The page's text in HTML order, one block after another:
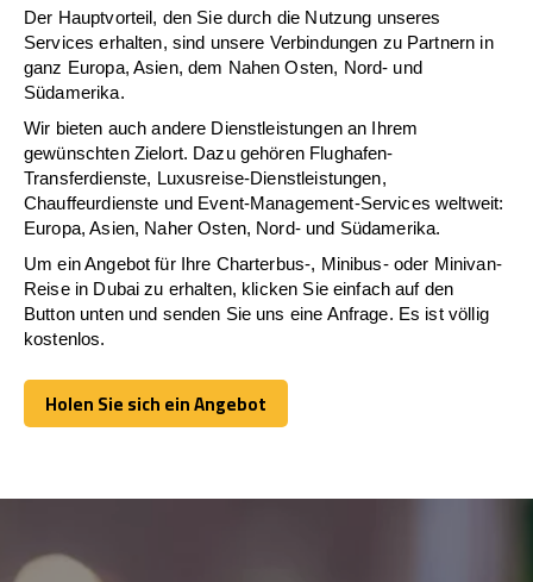
Der Hauptvorteil, den Sie durch die Nutzung unseres
Services erhalten, sind unsere Verbindungen zu Partnern in
ganz Europa, Asien, dem Nahen Osten, Nord- und
Südamerika.
Wir bieten auch andere Dienstleistungen an Ihrem
gewünschten Zielort. Dazu gehören Flughafen-
Transferdienste, Luxusreise-Dienstleistungen,
Chauffeurdienste und Event-Management-Services weltweit:
Europa, Asien, Naher Osten, Nord- und Südamerika.
Um ein Angebot für Ihre Charterbus-, Minibus- oder Minivan-
Reise in Dubai zu erhalten, klicken Sie einfach auf den
Button unten und senden Sie uns eine Anfrage. Es ist völlig
kostenlos.
Holen Sie sich ein Angebot
Holen Sie sich ein Angebot